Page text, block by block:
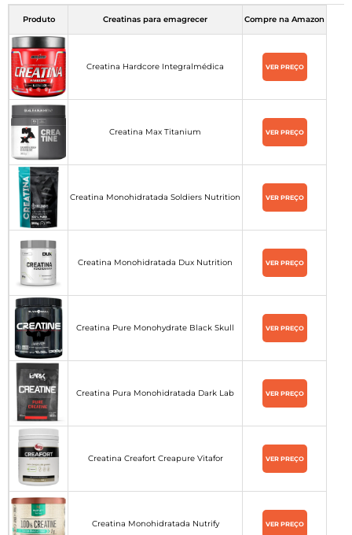
Produto Creatinas para emagrecer Compre na Amazon
Creatina Hardcore Integralmédica VER PREÇO
Creatina Max Titanium VER PREÇO
Creatina Monohidratada Soldiers Nutrition VER PREÇO
Creatina Monohidratada Dux Nutrition VER PREÇO
Creatina Pure Monohydrate Black Skull VER PREÇO
Creatina Pura Monohidratada Dark Lab VER PREÇO
Creatina Creafort Creapure Vitafor VER PREÇO
Creatina Monohidratada Nutrify VER PREÇO